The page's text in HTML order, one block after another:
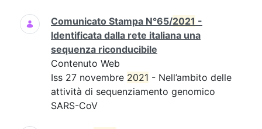
Comunicato Stampa N°65/2021 -
Identificata dalla rete italiana una
sequenza riconducibile
Contenuto Web
Iss 27 novembre 2021 - Nell’ambito delle
attività di sequenziamento genomico
SARS-CoV